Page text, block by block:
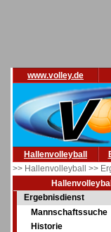
www.volley.de
Hallenvolleyball
>> Hallenvolleyball >>
Hallenvolleyball
Ergebnisdienst
Mannschaftssuche
Historie